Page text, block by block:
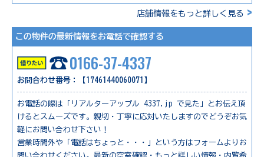
店舗情報をもっと詳しく見る >
この物件の最新情報をお電話で確認する
0166-37-4337
お問合わせ番号：【17461440060071】
お電話の際は「リアルターアップル 4337.jp で見た」とお伝え頂
けるとスムーズです。親切・丁寧に応対いたしますのでどうぞお気
軽にお問い合わせ下さい！
営業時間外や「電話はちょっと・・・」という方はフォームよりお
問い合わせください。最新の空室確認・もっと詳しい情報・内覧希